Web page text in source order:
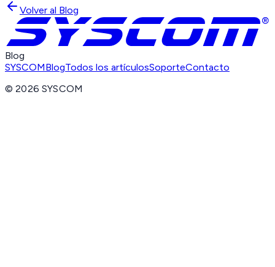
Volver al Blog
Blog
SYSCOMBlogTodos los artículosSoporteContacto
©2026 SYSCOM